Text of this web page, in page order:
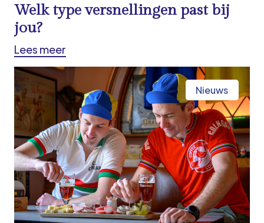
Welk type versnellingen past bij
jou?
Lees meer
Nieuws